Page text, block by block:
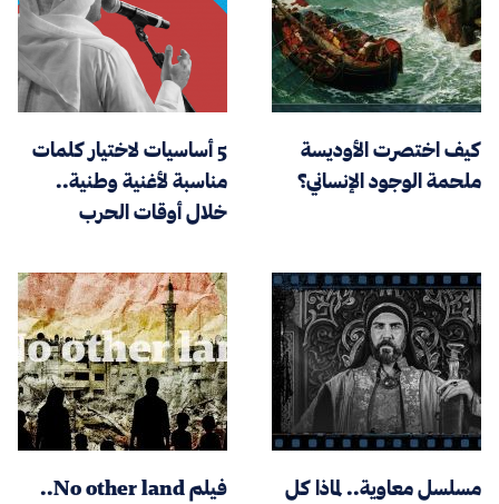
كيف اختصرت الأوديسة
ملحمة الوجود الإنساني؟
5 أساسيات لاختيار كلمات
مناسبة لأغنية وطنية..
خلال أوقات الحرب
مسلسل معاوية.. لماذا كل
فيلم No other land..